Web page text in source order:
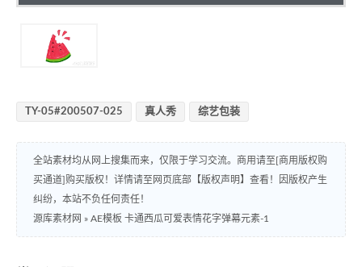
TY-05#200507-025 真人秀 综艺包装
全站素材均从网上搜集而来，仅限于学习交流。商用请至[商用版权购
买通道]购买版权！详情请至网页底部【版权声明】查看！因版权产生
纠纷，本站不负任何责任！
源库素材网 » AE模板 卡通西瓜可爱表情花字弹幕元素-1